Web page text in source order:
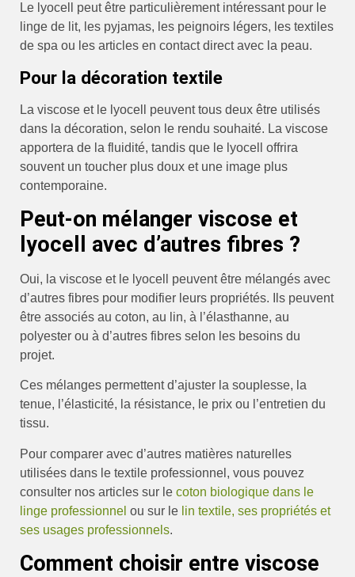
Le lyocell peut être particulièrement intéressant pour le
linge de lit, les pyjamas, les peignoirs légers, les textiles
de spa ou les articles en contact direct avec la peau.
Pour la décoration textile
La viscose et le lyocell peuvent tous deux être utilisés
dans la décoration, selon le rendu souhaité. La viscose
apportera de la fluidité, tandis que le lyocell offrira
souvent un toucher plus doux et une image plus
contemporaine.
Peut-on mélanger viscose et
lyocell avec d’autres fibres ?
Oui, la viscose et le lyocell peuvent être mélangés avec
d’autres fibres pour modifier leurs propriétés. Ils peuvent
être associés au coton, au lin, à l’élasthanne, au
polyester ou à d’autres fibres selon les besoins du
projet.
Ces mélanges permettent d’ajuster la souplesse, la
tenue, l’élasticité, la résistance, le prix ou l’entretien du
tissu.
Pour comparer avec d’autres matières naturelles
utilisées dans le textile professionnel, vous pouvez
consulter nos articles sur le coton biologique dans le
linge professionnel ou sur le lin textile, ses propriétés et
ses usages professionnels.
Comment choisir entre viscose